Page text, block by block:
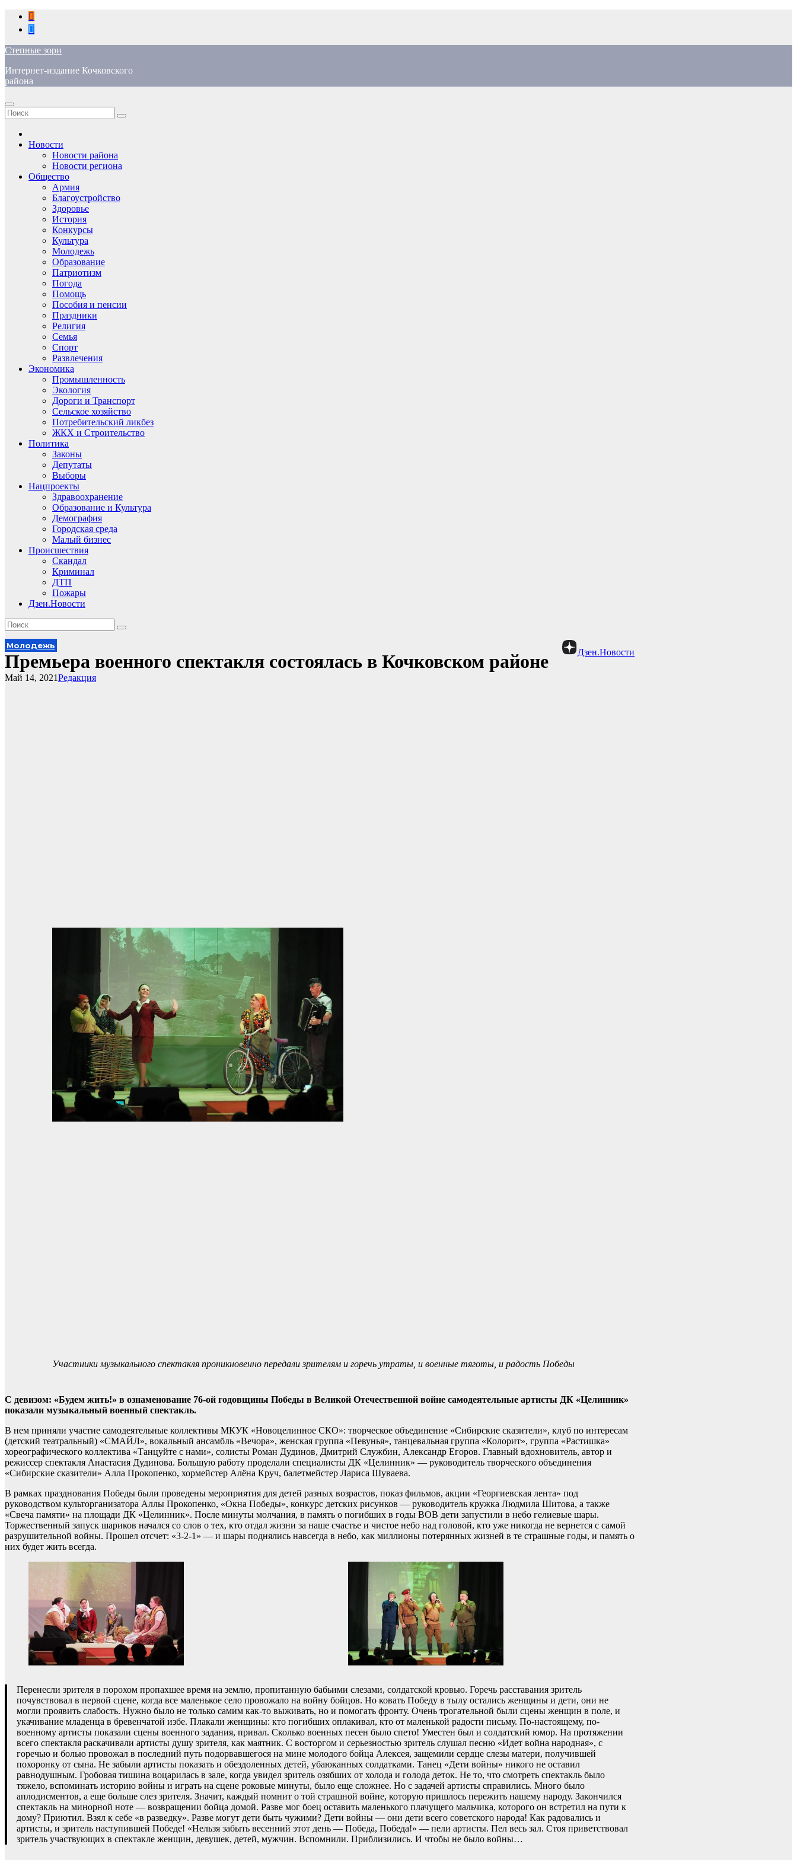
Перейти
содержимому
Степные зори
Интернет-издание Кочковского
района
Новости
Новости района
Новости региона
Общество
Армия
Благоустройство
Здоровье
История
Конкурсы
Культура
Молодежь
Образование
Патриотизм
Погода
Помощь
Пособия и пенсии
Праздники
Религия
Семья
Спорт
Развлечения
Экономика
Промышленность
Экология
Дороги и Транспорт
Сельское хозяйство
Потребительский ликбез
ЖКХ и Строительство
Политика
Законы
Депутаты
Выборы
Нацпроекты
Здравоохранение
Образование и Культура
Демография
Городская среда
Малый бизнес
Происшествия
Скандал
Криминал
ДТП
Пожары
Дзен.Новости
Дзен.Новости
Молодежь
Премьера военного спектакля состоялась в Кочковском районе
Редакция
Май 14, 2021
Участники музыкального спектакля проникновенно передали зрителям и горечь утраты, и военные тяготы, и радость Победы
С девизом: «Будем жить!» в ознаменование 76-ой годовщины Победы в Великой Отечественной войне самодеятельные артисты ДК «Целинник»
показали музыкальный военный спектакль.
В нем приняли участие самодеятельные коллективы МКУК «Новоцелинное СКО»: творческое объединение «Сибирские сказители», клуб по интересам
(детский театральный) «СМАЙЛ», вокальный ансамбль «Вечора», женская группа «Певунья», танцевальная группа «Колорит», группа «Растишка»
хореографического коллектива «Танцуйте с нами», солисты Роман Дудинов, Дмитрий Службин, Александр Егоров. Главный вдохновитель, автор и
режиссер спектакля Анастасия Дудинова. Большую работу проделали специалисты ДК «Целинник» — руководитель творческого объединения
«Сибирские сказители» Алла Прокопенко, хормейстер Алёна Круч, балетмейстер Лариса Шуваева.
В рамках празднования Победы были проведены мероприятия для детей разных возрастов, показ фильмов, акции «Георгиевская лента» под
руководством культорганизатора Аллы Прокопенко, «Окна Победы», конкурс детских рисунков — руководитель кружка Людмила Шитова, а также
«Свеча памяти» на площади ДК «Целинник». После минуты молчания, в память о погибших в годы ВОВ дети запустили в небо гелиевые шары.
Торжественный запуск шариков начался со слов о тех, кто отдал жизни за наше счастье и чистое небо над головой, кто уже никогда не вернется с самой
разрушительной войны. Прошел отсчет: «3-2-1» — и шары поднялись навсегда в небо, как миллионы потерянных жизней в те страшные годы, и память о
них будет жить всегда.
Перенесли зрителя в порохом пропахшее время на землю, пропитанную бабьими слезами, солдатской кровью. Горечь расставания зритель
почувствовал в первой сцене, когда все маленькое село провожало на войну бойцов. Но ковать Победу в тылу остались женщины и дети, они не
могли проявить слабость. Нужно было не только самим как-то выживать, но и помогать фронту. Очень трогательной были сцены женщин в поле, и
укачивание младенца в бревенчатой избе. Плакали женщины: кто погибших оплакивал, кто от маленькой радости письму. По-настоящему, по-
военному артисты показали сцены военного задания, привал. Сколько военных песен было спето! Уместен был и солдатский юмор. На протяжении
всего спектакля раскачивали артисты душу зрителя, как маятник. С восторгом и серьезностью зритель слушал песню «Идет война народная», с
горечью и болью провожал в последний путь подорвавшегося на мине молодого бойца Алексея, защемили сердце слезы матери, получившей
похоронку от сына. Не забыли артисты показать и обездоленных детей, убаюканных солдатками. Танец «Дети войны» никого не оставил
равнодушным. Гробовая тишина воцарилась в зале, когда увидел зритель озябших от холода и голода деток. Не то, что смотреть спектакль было
тяжело, вспоминать историю войны и играть на сцене роковые минуты, было еще сложнее. Но с задачей артисты справились. Много было
аплодисментов, а еще больше слез зрителя. Значит, каждый помнит о той страшной войне, которую пришлось пережить нашему народу. Закончился
спектакль на минорной ноте — возвращении бойца домой. Разве мог боец оставить маленького плачущего мальчика, которого он встретил на пути к
дому? Приютил. Взял к себе «в разведку». Разве могут дети быть чужими? Дети войны — они дети всего советского народа! Как радовались и
артисты, и зритель наступившей Победе! «Нельзя забыть весенний этот день — Победа, Победа!» — пели артисты. Пел весь зал. Стоя приветствовал
зритель участвующих в спектакле женщин, девушек, детей, мужчин. Вспомнили. Приблизились. И чтобы не было войны…